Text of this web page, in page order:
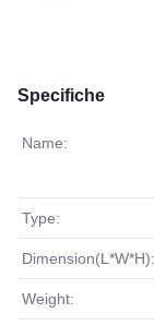
Specifiche
Name:
Type:
Dimension(L*W*H):
Weight: